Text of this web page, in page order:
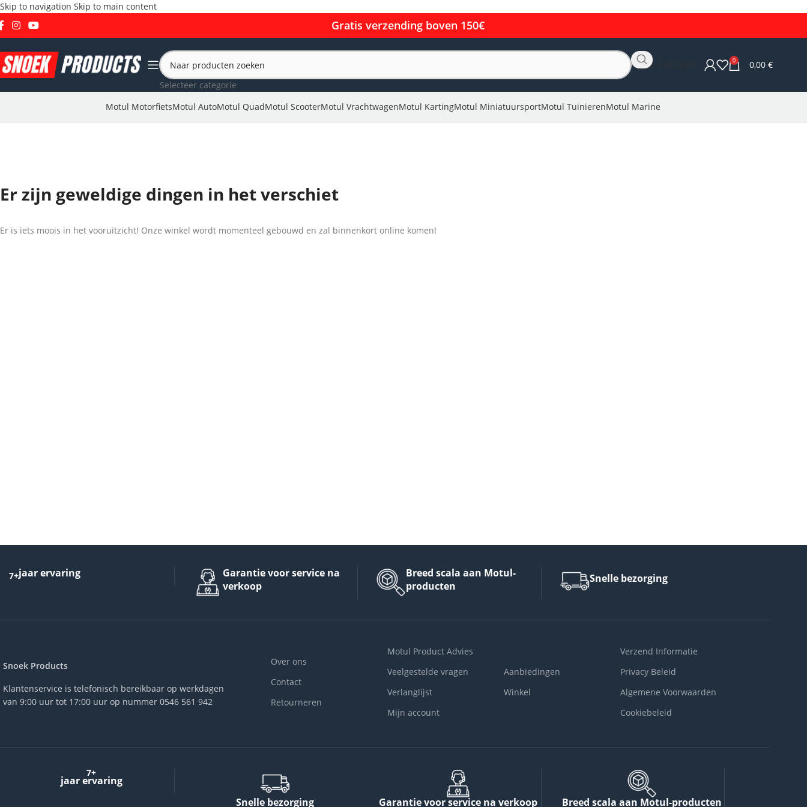
Skip to navigation Skip to main content
Gratis verzending boven 150€
Selecteer categorie
OLIE CHECKER 0 0,00 €
Motul MotorfietsMotul AutoMotul QuadMotul ScooterMotul VrachtwagenMotul KartingMotul MiniatuursportMotul TuinierenMotul Marine
Er zijn geweldige dingen in het verschiet
Er is iets moois in het vooruitzicht! Onze winkel wordt momenteel gebouwd en zal binnenkort online komen!
7+jaar ervaring
Garantie voor service na
verkoop
Breed scala aan Motul-
producten
Snelle bezorging
Snoek Products
Klantenservice is telefonisch bereikbaar op werkdagen
van 9:00 uur tot 17:00 uur op nummer 0546 561 942
Over ons
Contact
Retourneren
Motul Product Advies
Veelgestelde vragen
Verlanglijst
Mijn account
Aanbiedingen
Winkel
Verzend Informatie
Privacy Beleid
Algemene Voorwaarden
Cookiebeleid
7+
jaar ervaring
Snelle bezorging
Garantie voor service na verkoop Breed scala aan Motul-producten